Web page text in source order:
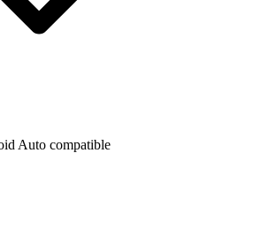
Auto compatible